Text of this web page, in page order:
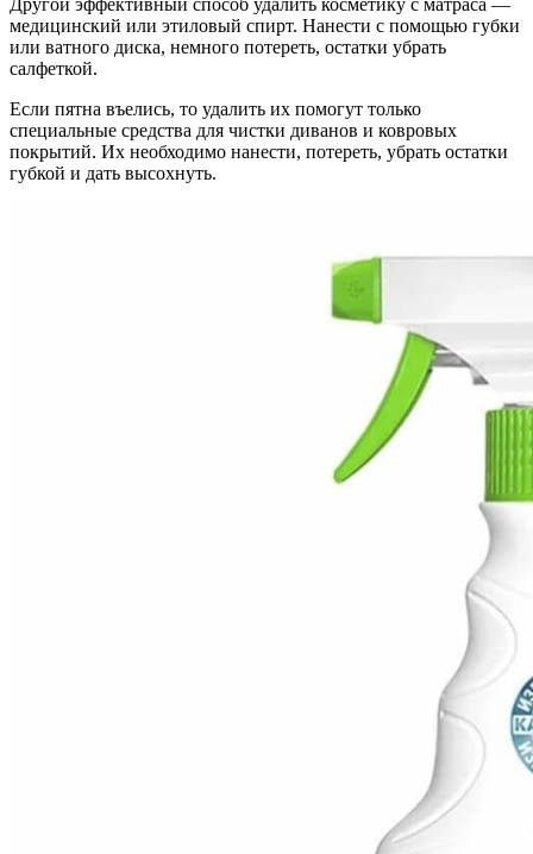
медицинский или этиловый спирт. Нанести с помощью губки
или ватного диска, немного потереть, остатки убрать
салфеткой.
Если пятна въелись, то удалить их помогут только
специальные средства для чистки диванов и ковровых
покрытий. Их необходимо нанести, потереть, убрать остатки
губкой и дать высохнуть.